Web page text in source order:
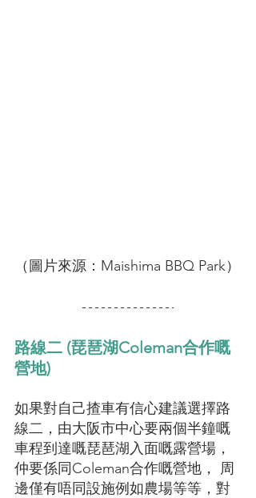
（圖片來源：Maishima BBQ Park）
路線二 (琵琶湖Coleman合作嘅
營地)
如果對自己揸車有信心建議選擇路
線二，由大阪市中心要兩個半鐘嘅
車程到達嘅琵琶湖入面嘅露營場，
仲要係同Coleman合作嘅營地， 周
邊僅有唔同設施例如農場等等，對